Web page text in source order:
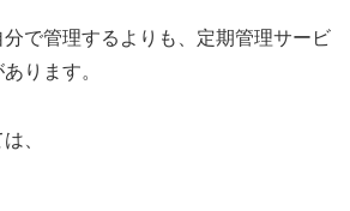
で管理するよりも、定期管理サービ
ります。
、